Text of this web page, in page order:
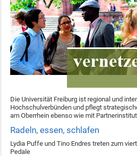
Die Universität Freiburg ist regional und
Hochschulverbünden und pflegt
am Oberrhein ebenso wie mit
Radeln, essen, schlafen
Lydia Puffe und Tino Endres treten zum
Pedale